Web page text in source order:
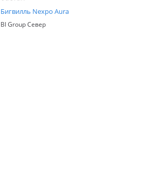
Бигвилль Nexpo Aura
BI Group Север